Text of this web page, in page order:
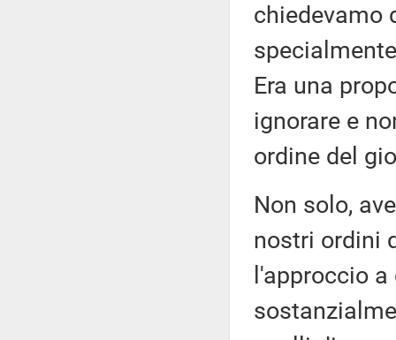
chiedevamo
Era una
ignorare e
ordine del
Non solo,
nostri ordini
l'approccio